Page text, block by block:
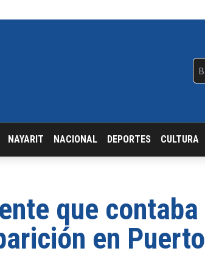
NAYARIT NACIONAL DEPORTES CULTURA
que contaba
en Puerto